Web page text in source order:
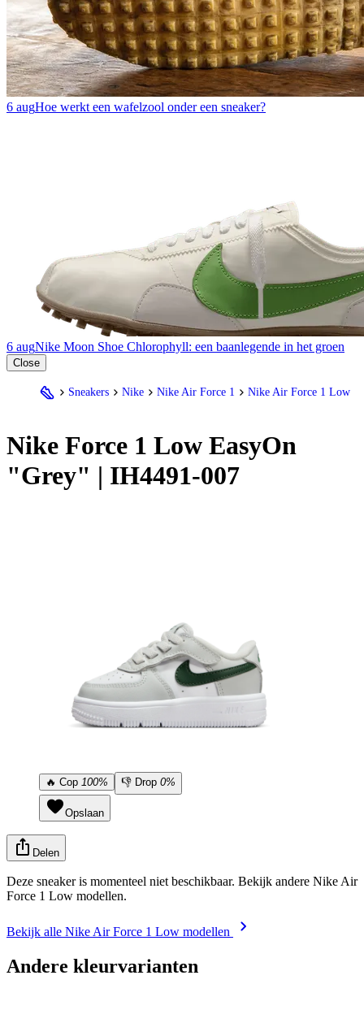
6 augHoe werkt een wafelzool onder een sneaker?
6 augNike Moon Shoe Chlorophyll: een baanlegende in het groen
Close
Sneakers Nike Nike Air Force 1 Nike Air Force 1 Low
Nike Force 1 Low EasyOn
"Grey" | IH4491-007
🔥 Cop 100% 👎 Drop 0%
Opslaan
Delen
Deze sneaker is momenteel niet beschikbaar. Bekijk andere Nike Air
Force 1 Low modellen.
Bekijk alle Nike Air Force 1 Low modellen
Andere kleurvarianten